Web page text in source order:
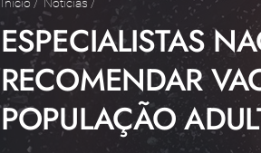
Parceiros
Como tornar-se
Medalhas de ouro
ESPECIALISTAS
RECOMENDAR
POPULAÇÃO